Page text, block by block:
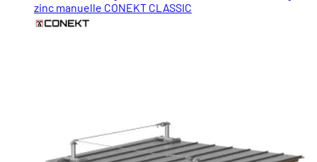
zinc manuelle CONEKT CLASSIC